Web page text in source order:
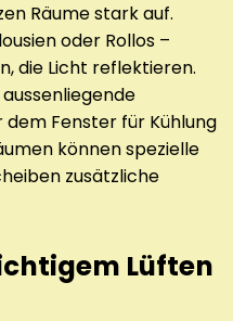
Räume stark auf.
oder Rollos –
die Licht reflektieren.
Fenster für Kühlung
können spezielle
zusätzliche
Lüften